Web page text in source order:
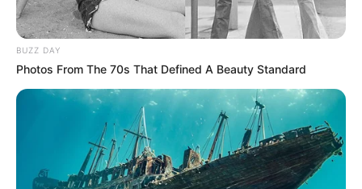
BUZZ DAY
Photos From The 70s That Defined A Beauty Standard